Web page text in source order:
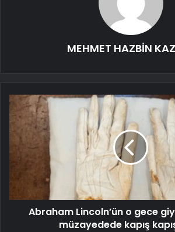
MEHMET HAZBİN
Abraham Lincoln’ün o gece
müzayedede kapış